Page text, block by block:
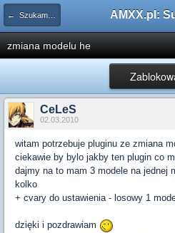
← Szukam pluginu
zmiana modelu he
CeLeS
02.03.2010
witam potrzebuje pluginu ze zmiana
ciekawie by bylo jakby ten plugin co
dajmy na to mam 3 modele na jednej
kolko
+ cvary do ustawienia - losowy 1
dzięki i pozdrawiam